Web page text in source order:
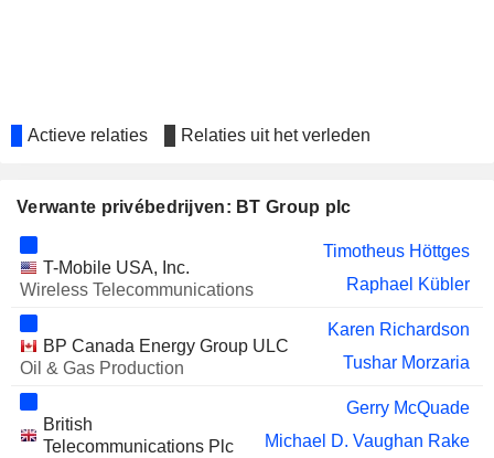
COMPASS GROUP PLC
Deborah Lee
MITIE GROUP PLC
GROUP PLC
Ruth Cairnie
TELECOM PLUS PLC
ABU DHABI NATIONAL
HOTELS COMPANY
BHARTI AIRTEL LIMITED
Sunil Bharti Mittal
Actieve relaties Relaties uit het verleden
Verwante privébedrijven: BT Group plc
T-Mobile USA, Inc.
Wireless Telecommunications
Timotheus Höttges
Raphael Kübler
BP Canada Energy Group ULC
Oil & Gas Production
Karen Richardson
Tushar Morzaria
British
Telecommunications Plc
Gerry McQuade
Michael D. Vaughan Rake